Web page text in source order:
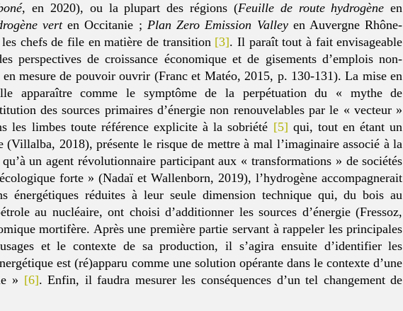
, en 2020), ou la plupart des régions (Feuille de route hydrogène en
verten Occitanie ; Plan Zero Emission Valleyen Auvergne Rhône-
chefs de file en matière de transition [3]. Il paraît tout à fait envisageable
perspectives de croissance économique et de gisements d’emplois non-
en mesure de pouvoir ouvrir (Franc et Matéo, 2015, p. 130-131). La mise en
apparaître comme le symptôme de la perpétuation du « mythe de
des sources primaires d’énergie non renouvelables par le « vecteur »
les limbes toute référence explicite à la sobriété [5] qui, tout en étant un
2018), présente le risque de mettre à mal l’imaginaire associé à la
un agent révolutionnaire participant aux « transformations » de sociétés
forte » (Nadaï et Wallenborn, 2019), l’hydrogène accompagnerait
énergétiques réduites à leur seule dimension technique qui, du bois au
au nucléaire, ont choisi d’additionner les sources d’énergie (Fressoz,
mortifère. Après une première partie servant à rappeler les principales
et le contexte de sa production, il s’agira ensuite d’identifier les
est (ré)apparu comme une solution opérante dans le contexte d’une
» [6]. Enfin, il faudra mesurer les conséquences d’un tel changement de